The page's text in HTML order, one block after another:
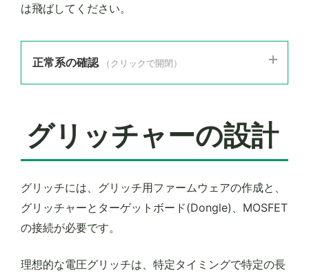
は飛ばしてください。
正常系の確認 （クリックで開閉）
グリッチャーの設計
グリッチには、グリッチ用ファームウェアの作成と、
グリッチャーとターゲットボード(Dongle)、MOSFET
の接続が必要です。
理想的な電圧グリッチは、特定タイミングで特定の長